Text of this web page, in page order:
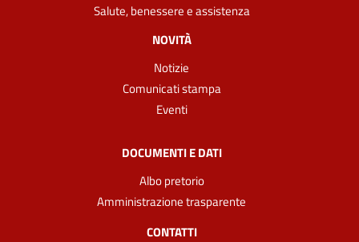
Salute, benessere e assistenza
NOVITÀ
Notizie
Comunicati stampa
Eventi
DOCUMENTI E DATI
Albo pretorio
Amministrazione trasparente
CONTATTI